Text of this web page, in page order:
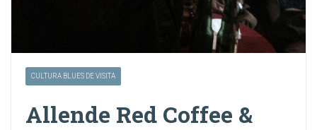
CULTURA BLUES DE VISITA
Allende Red Coffee &